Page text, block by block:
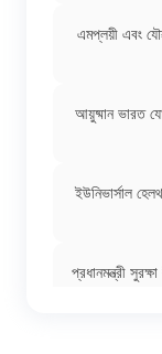
এমপ্লয়ী এবং
আয়ুষ্মান ভারত
ইউনিভার্সাল
প্রধানমন্ত্রী